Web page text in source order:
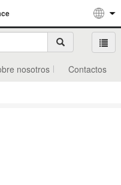
nosotros Contactos